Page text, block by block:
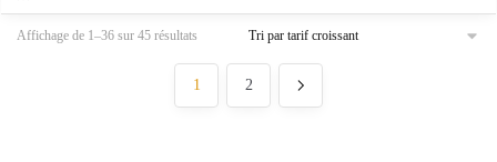
Affichage de 1–36 sur 45 résultats
1 2